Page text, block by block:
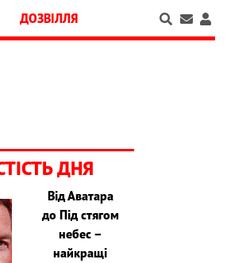
ДОЗВІЛЛЯ
ДНЯ
Від Аватара
до Під стягом
небес –
найкращі